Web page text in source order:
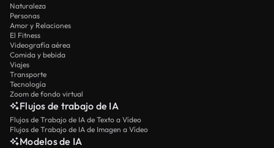
Naturaleza
Personas
Amor y Relaciones
El Fitness
Videografía aérea
Comida y bebida
Viajes
Transporte
Tecnología
Zoom de fondo virtual
Flujos de trabajo de IA
Flujos de Trabajo de IA de Texto a Vídeo
Flujos de Trabajo de IA de Imagen a Vídeo
Modelos de IA